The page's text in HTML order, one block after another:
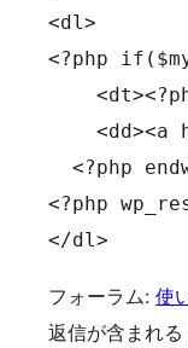
<dl>
<?php
<dd><a
<?php
<?php
</dl>
フォーラム: 使
返信が含まれ